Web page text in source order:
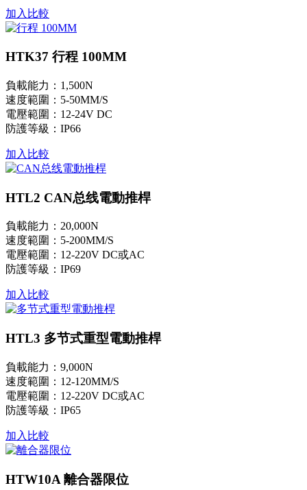
加入比較
HTK37 行程 100MM
負載能力：1,500N
速度範圍：5-50MM/S
電壓範圍：12-24V DC
防護等級：IP66
加入比較
HTL2 CAN总线電動推桿
負載能力：20,000N
速度範圍：5-200MM/S
電壓範圍：12-220V DC或AC
防護等級：IP69
加入比較
HTL3 多节式重型電動推桿
負載能力：9,000N
速度範圍：12-120MM/S
電壓範圍：12-220V DC或AC
防護等級：IP65
加入比較
HTW10A 離合器限位